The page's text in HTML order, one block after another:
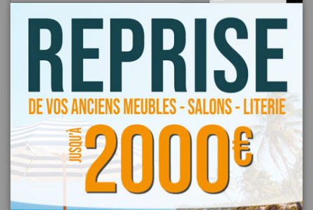
LETTRE D'INFORMATION
Restez informé régulièrement sur nos promotions et offres
commerciales en vous inscrivant à notre lettre d'information !
DES BONNES AFFAIRES REGULIEREMENT !